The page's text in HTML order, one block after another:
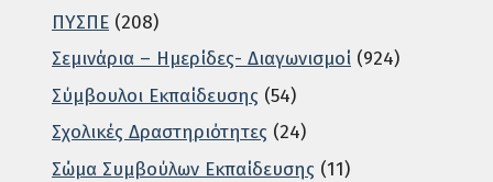
ΠΥΣΠΕ (208)
Σεμινάρια – Ημερίδες- Διαγωνισμοί (924)
Σύμβουλοι Εκπαίδευσης (54)
Σχολικές Δραστηριότητες (24)
Σώμα Συμβούλων Εκπαίδευσης (11)